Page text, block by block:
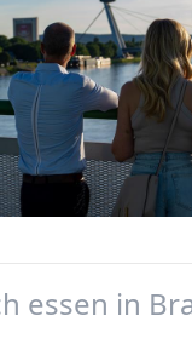
essen in